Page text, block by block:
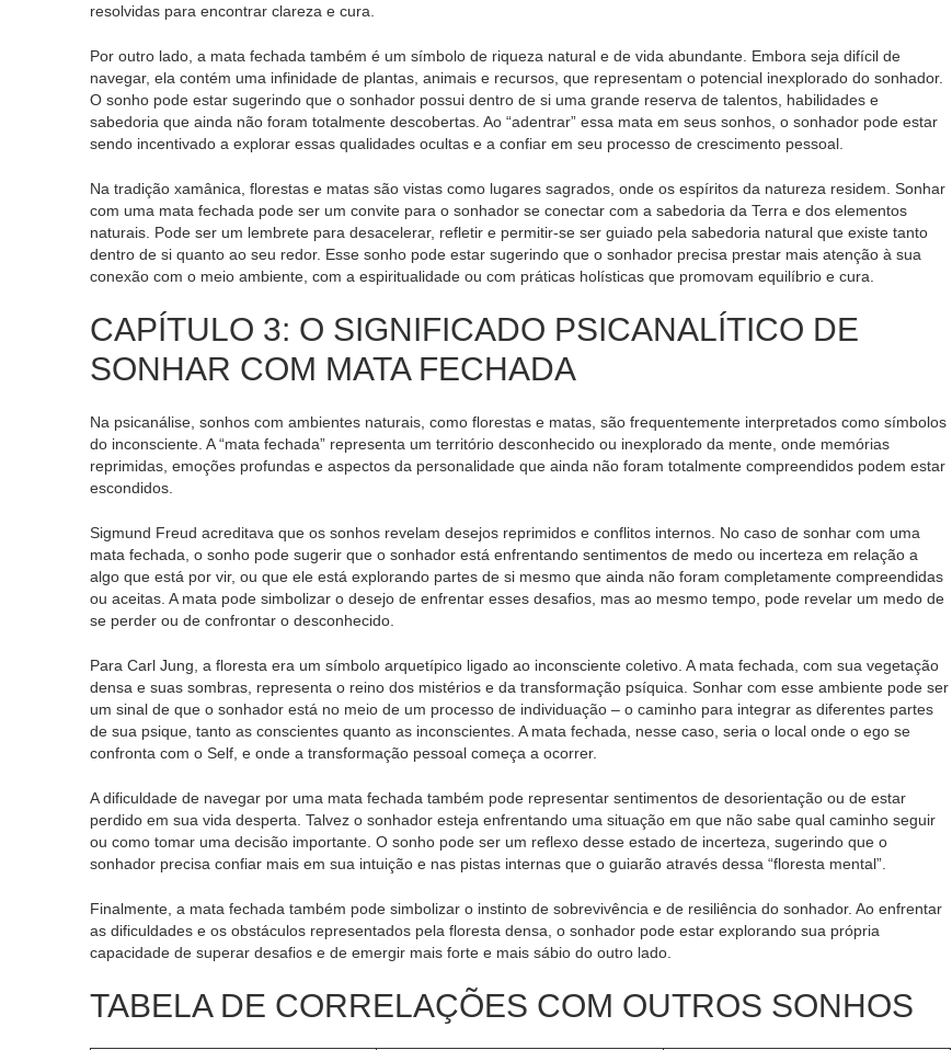
resolvidas para encontrar clareza e cura.
Por outro lado, a mata fechada também é um símbolo de riqueza natural e de vida abundante. Embora seja difícil de
navegar, ela contém uma infinidade de plantas, animais e recursos, que representam o potencial inexplorado do sonhador.
O sonho pode estar sugerindo que o sonhador possui dentro de si uma grande reserva de talentos, habilidades e
sabedoria que ainda não foram totalmente descobertas. Ao “adentrar” essa mata em seus sonhos, o sonhador pode estar
sendo incentivado a explorar essas qualidades ocultas e a confiar em seu processo de crescimento pessoal.
Na tradição xamânica, florestas e matas são vistas como lugares sagrados, onde os espíritos da natureza residem. Sonhar
com uma mata fechada pode ser um convite para o sonhador se conectar com a sabedoria da Terra e dos elementos
naturais. Pode ser um lembrete para desacelerar, refletir e permitir-se ser guiado pela sabedoria natural que existe tanto
dentro de si quanto ao seu redor. Esse sonho pode estar sugerindo que o sonhador precisa prestar mais atenção à sua
conexão com o meio ambiente, com a espiritualidade ou com práticas holísticas que promovam equilíbrio e cura.
CAPÍTULO 3: O SIGNIFICADO PSICANALÍTICO DE
SONHAR COM MATA FECHADA
Na psicanálise, sonhos com ambientes naturais, como florestas e matas, são frequentemente interpretados como símbolos
do inconsciente. A “mata fechada” representa um território desconhecido ou inexplorado da mente, onde memórias
reprimidas, emoções profundas e aspectos da personalidade que ainda não foram totalmente compreendidos podem estar
escondidos.
Sigmund Freud acreditava que os sonhos revelam desejos reprimidos e conflitos internos. No caso de sonhar com uma
mata fechada, o sonho pode sugerir que o sonhador está enfrentando sentimentos de medo ou incerteza em relação a
algo que está por vir, ou que ele está explorando partes de si mesmo que ainda não foram completamente compreendidas
ou aceitas. A mata pode simbolizar o desejo de enfrentar esses desafios, mas ao mesmo tempo, pode revelar um medo de
se perder ou de confrontar o desconhecido.
Para Carl Jung, a floresta era um símbolo arquetípico ligado ao inconsciente coletivo. A mata fechada, com sua vegetação
densa e suas sombras, representa o reino dos mistérios e da transformação psíquica. Sonhar com esse ambiente pode ser
um sinal de que o sonhador está no meio de um processo de individuação – o caminho para integrar as diferentes partes
de sua psique, tanto as conscientes quanto as inconscientes. A mata fechada, nesse caso, seria o local onde o ego se
confronta com o Self, e onde a transformação pessoal começa a ocorrer.
A dificuldade de navegar por uma mata fechada também pode representar sentimentos de desorientação ou de estar
perdido em sua vida desperta. Talvez o sonhador esteja enfrentando uma situação em que não sabe qual caminho seguir
ou como tomar uma decisão importante. O sonho pode ser um reflexo desse estado de incerteza, sugerindo que o
sonhador precisa confiar mais em sua intuição e nas pistas internas que o guiarão através dessa “floresta mental”.
Finalmente, a mata fechada também pode simbolizar o instinto de sobrevivência e de resiliência do sonhador. Ao enfrentar
as dificuldades e os obstáculos representados pela floresta densa, o sonhador pode estar explorando sua própria
capacidade de superar desafios e de emergir mais forte e mais sábio do outro lado.
TABELA DE CORRELAÇÕES COM OUTROS SONHOS